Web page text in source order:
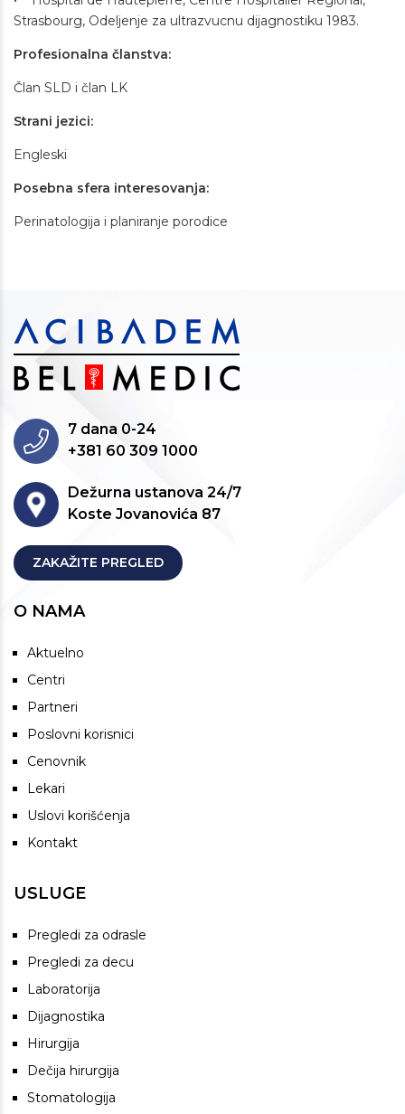
Strasbourg, Odeljenje za ultrazvucnu dijagnostiku 1983.
Profesionalna članstva:
Član SLD i član LK
Strani jezici:
Engleski
Posebna sfera interesovanja:
Perinatologija i planiranje porodice
7 dana 0-24
+381 60 309 1000
Dežurna ustanova 24/7
Koste Jovanovića 87
ZAKAŽITE PREGLED
O NAMA
Aktuelno
Centri
Partneri
Poslovni korisnici
Cenovnik
Lekari
Uslovi korišćenja
Kontakt
USLUGE
Pregledi za odrasle
Pregledi za decu
Laboratorija
Dijagnostika
Hirurgija
Dečija hirurgija
Stomatologija